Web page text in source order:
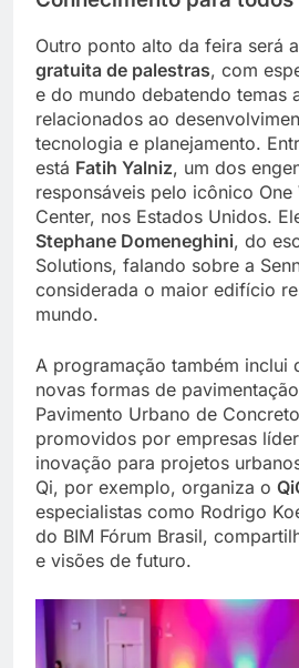
Outro ponto alto da feira será a
gratuita de palestras, com
e do mundo debatendo temas
relacionados ao
tecnologia e planejamento.
está Fatih Yalniz, um dos
responsáveis pelo icônico One
Center, nos Estados Unidos.
Stephane Domeneghini, do
Solutions, falando sobre a
considerada o maior edifício
mundo.
A programação também inclui
novas formas de
Pavimento Urbano de
promovidos por empresas
inovação para projetos
Qi, por exemplo, organiza o
especialistas como Rodrigo
do BIM Fórum Brasil,
e visões de futuro.